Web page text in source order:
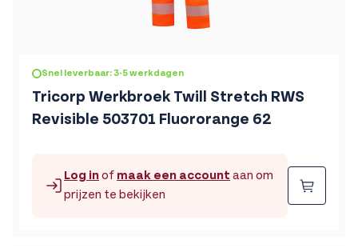
Snel leverbaar: 3-5 werkdagen
Tricorp Werkbroek Twill Stretch RWS
Revisible 503701 Fluororange 62
Log inof maak een account aan om
prijzen te bekijken